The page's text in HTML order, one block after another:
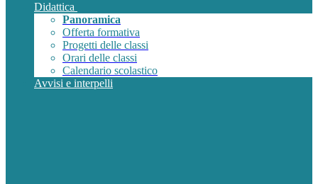
Didattica
Panoramica
Offerta formativa
Progetti delle classi
Orari delle classi
Calendario scolastico
Avvisi e interpelli